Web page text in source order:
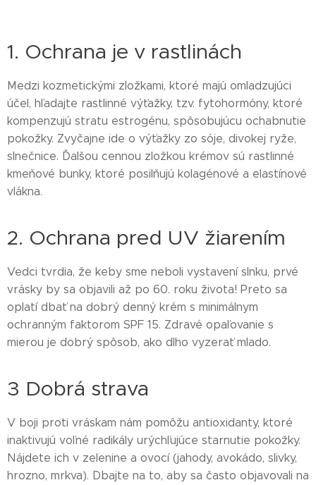
1. Ochrana je v rastlinách
Medzi kozmetickými zložkami, ktoré majú omladzujúci
účel, hľadajte rastlinné výťažky, tzv. fytohormóny, ktoré
kompenzujú stratu estrogénu, spôsobujúcu ochabnutie
pokožky. Zvyčajne ide o výťažky zo sóje, divokej ryže,
slnečnice. Ďalšou cennou zložkou krémov sú rastlinné
kmeňové bunky, ktoré posilňujú kolagénové a elastínové
vlákna.
2. Ochrana pred UV žiarením
Vedci tvrdia, že keby sme neboli vystavení slnku, prvé
vrásky by sa objavili až po 60. roku života! Preto sa
oplatí dbať na dobrý denný krém s minimálnym
ochranným faktorom SPF 15. Zdravé opaľovanie s
mierou je dobrý spôsob, ako dlho vyzerať mlado.
3 Dobrá strava
V boji proti vráskam nám pomôžu antioxidanty, ktoré
inaktivujú voľné radikály urýchľujúce starnutie pokožky.
Nájdete ich v zelenine a ovocí (jahody, avokádo, slivky,
hrozno, mrkva). Dbajte na to, aby sa často objavovali na